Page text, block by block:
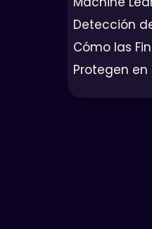
Detección
Cómo las
Protegen en